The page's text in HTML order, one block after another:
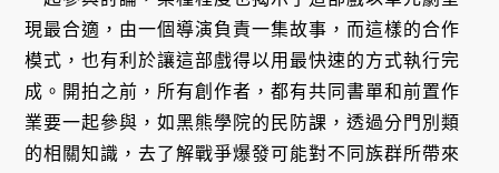
現最合適，由一個導演負責一集故事，而這樣的合作
模式，也有利於讓這部戲得以用最快速的方式執行完
成。開拍之前，所有創作者，都有共同書單和前置作
業要一起參與，如黑熊學院的民防課，透過分門別類
的相關知識，去了解戰爭爆發可能對不同族群所帶來